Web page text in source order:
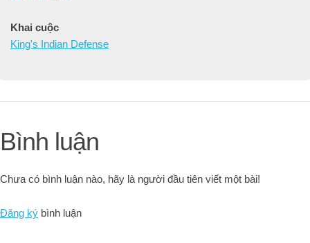
Khai cuộc
King's Indian Defense
Bình luận
Chưa có bình luận nào, hãy là người đầu tiên viết một bài!
Đăng ký bình luận